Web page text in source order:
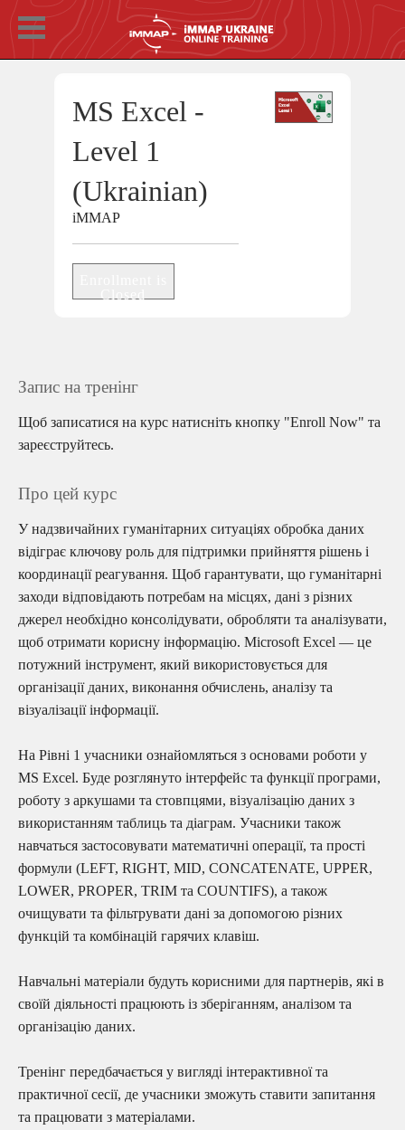
MS Excel -
Level 1
(Ukrainian)
iMMAP
Запис на тренінг
Щоб записатися на курс натисніть кнопку "Enroll Now" та
зареєструйтесь.
Про цей курс
У надзвичайних гуманітарних ситуаціях обробка даних
відіграє ключову роль для підтримки прийняття рішень і
координації реагування. Щоб гарантувати, що гуманітарні
заходи відповідають потребам на місцях, дані з різних
джерел необхідно консолідувати, обробляти та аналізувати,
щоб отримати корисну інформацію. Microsoft Excel — це
потужний інструмент, який використовується для
організації даних, виконання обчислень, аналізу та
візуалізації інформації.
На Рівні 1 учасники ознайомляться з основами роботи у
MS Excel. Буде розглянуто інтерфейс та функції програми,
роботу з аркушами та стовпцями, візуалізацію даних з
використанням таблиць та діаграм. Учасники також
навчаться застосовувати математичні операції, та прості
формули (LEFT, RIGHT, MID, CONCATENATE, UPPER,
LOWER, PROPER, TRIM та COUNTIFS), а також
очищувати та фільтрувати дані за допомогою різних
функцій та комбінацій гарячих клавіш.
Навчальні матеріали будуть корисними для партнерів, які в
своїй діяльності працюють із зберіганням, аналізом та
організацію даних.
Тренінг передбачається у вигляді інтерактивної та
практичної сесії, де учасники зможуть ставити запитання
та працювати з матеріалами.